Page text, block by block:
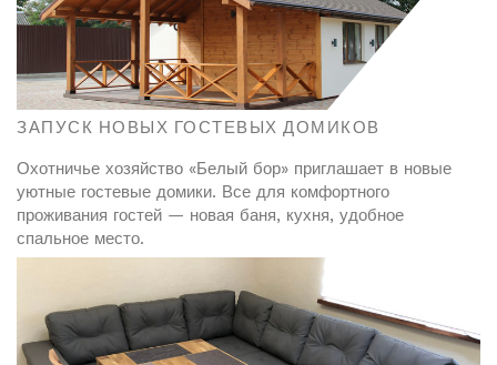
ЗАПУСК НОВЫХ ГОСТЕВЫХ ДОМИКОВ
Охотничье хозяйство «Белый бор» приглашает в новые
уютные гостевые домики. Все для комфортного
проживания гостей — новая баня, кухня, удобное
спальное место.